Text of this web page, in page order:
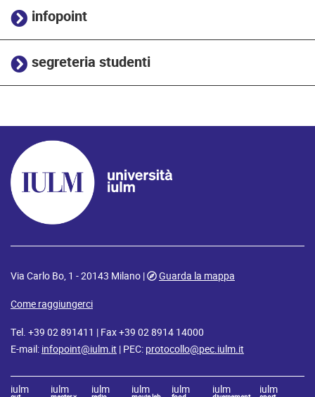
infopoint
segreteria studenti
Via Carlo Bo, 1 - 20143 Milano |
Guarda la mappa
Come raggiungerci
Tel. +39 02 891411 | Fax +39 02 8914 14000
E-mail: infopoint@iulm.it | PEC: protocollo@pec.iulm.it
iulm iulm iulm iulm iulm iulm iulm